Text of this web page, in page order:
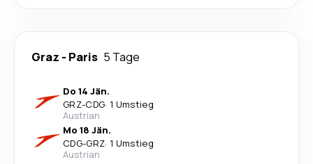
Graz - Paris 5 Tage
Do 14 Jän.
GRZ-CDG· 1 Umstieg
Austrian
Mo 18 Jän.
CDG-GRZ· 1 Umstieg
Austrian